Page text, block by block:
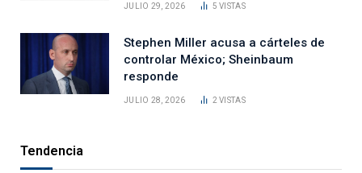
JULIO 29, 2026 5VISTAS
Stephen Miller acusa a cárteles de
controlar México; Sheinbaum
responde
JULIO 28, 2026 2VISTAS
Tendencia